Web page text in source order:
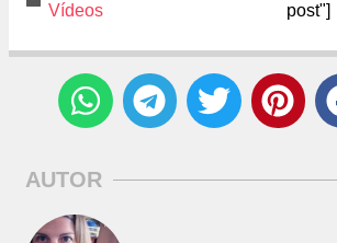
Vídeos
post"]
AUTOR